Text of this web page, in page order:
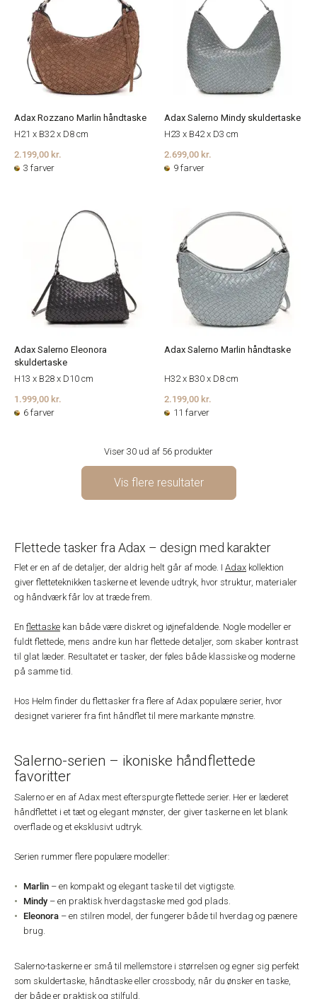
Adax Rozzano Marlin håndtaske
H21 x B32 x D8 cm
2.199,00 kr.
3 farver
Adax Salerno Mindy skuldertaske
H23 x B42 x D3 cm
2.699,00 kr.
9 farver
Adax Salerno Eleonora
skuldertaske
H13 x B28 x D10 cm
1.999,00 kr.
6 farver
Adax Salerno Marlin håndtaske
H32 x B30 x D8 cm
2.199,00 kr.
11 farver
Viser 30 ud af 56 produkter
Vis flere resultater
Flettede tasker fra Adax – design med karakter
Flet er en af de detaljer, der aldrig helt går af mode. I Adax kollektion
giver fletteteknikken taskerne et levende udtryk, hvor struktur, materialer
og håndværk får lov at træde frem.
En flettaske kan både være diskret og iøjnefaldende. Nogle modeller er
fuldt flettede, mens andre kun har flettede detaljer, som skaber kontrast
til glat læder. Resultatet er tasker, der føles både klassiske og moderne
på samme tid.
Hos Helm finder du flettasker fra flere af Adax populære serier, hvor
designet varierer fra fint håndflet til mere markante mønstre.
Salerno-serien – ikoniske håndflettede
favoritter
Salerno er en af Adax mest efterspurgte flettede serier. Her er læderet
håndflettet i et tæt og elegant mønster, der giver taskerne en let blank
overflade og et eksklusivt udtryk.
Serien rummer flere populære modeller:
Marlin – en kompakt og elegant taske til det vigtigste.
Mindy – en praktisk hverdagstaske med god plads.
Eleonora – en stilren model, der fungerer både til hverdag og pænere
brug.
Salerno-taskerne er små til mellemstore i størrelsen og egner sig perfekt
som skuldertaske, håndtaske eller crossbody, når du ønsker en taske,
der både er praktisk og stilfuld.